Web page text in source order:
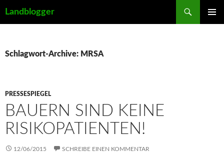
Landblogger
Schlagwort-Archive: MRSA
PRESSESPIEGEL
BAUERN SIND KEINE
RISIKOPATIENTEN!
12/06/2015 SCHREIBE EINEN KOMMENTAR